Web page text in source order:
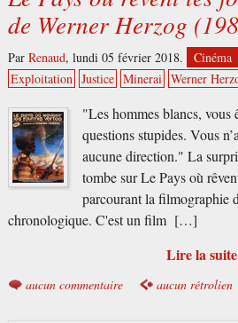
de Werner Herzog
Par Renaud, lundi 05 février 2018. Cinéma
Exploitation Justice Minerai Werner
"Les hommes blancs, vous
questions stupides. Vous
aucune direction." La
tombe sur Le Pays où
parcourant la filmographie
chronologique. C'est un film […]
Lire la suite
aucun commentaire aucun rétrolien